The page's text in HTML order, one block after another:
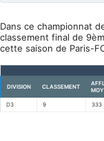
Dans ce championnat
classement final de
cette saison de Paris-
DIVISION CLASSEMENT
D3 9 333